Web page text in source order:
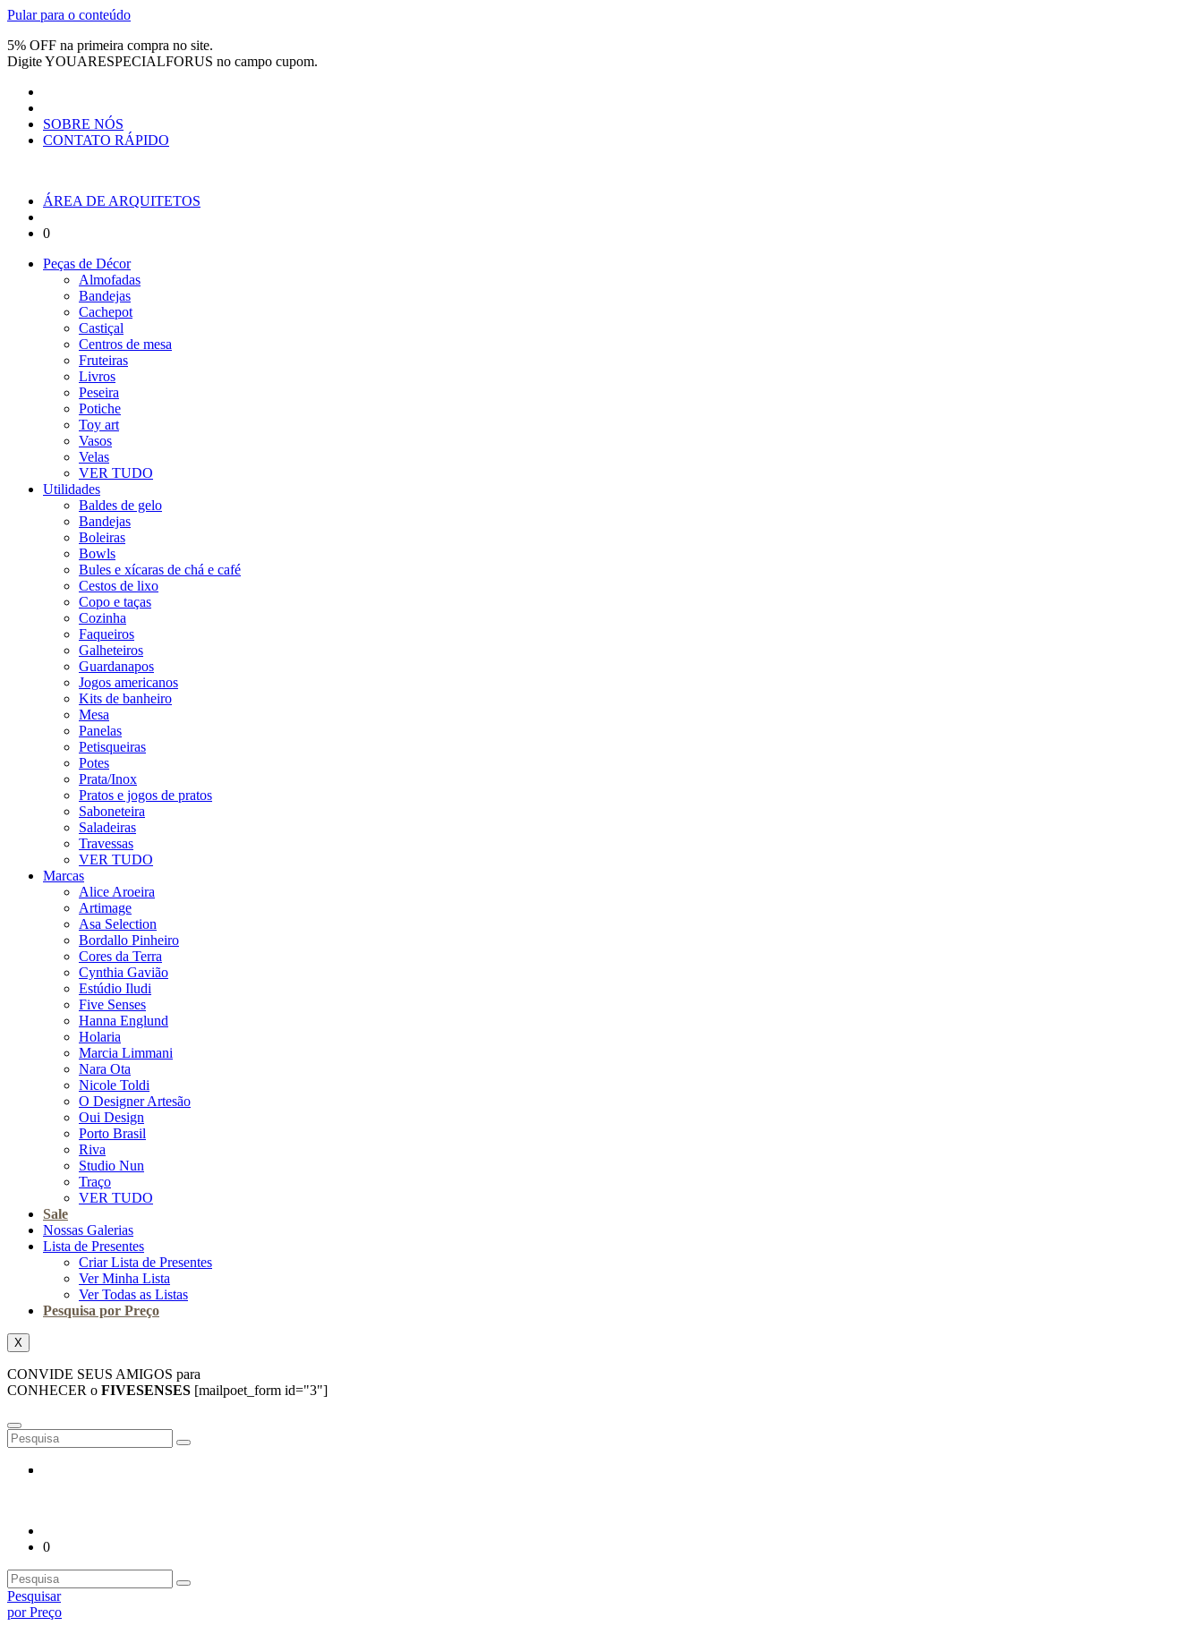
Pular para o conteúdo
5% OFF na primeira compra no site.
DigiteYOUARESPECIALFORUS no campo cupom.
SOBRE NÓS
CONTATO RÁPIDO
ÁREA DE ARQUITETOS
0
Peças de Décor
Almofadas
Bandejas
Cachepot
Castiçal
Centros de mesa
Fruteiras
Livros
Peseira
Potiche
Toy art
Vasos
Velas
VER TUDO
Utilidades
Baldes de gelo
Bandejas
Boleiras
Bowls
Bules e xícaras de chá e café
Cestos de lixo
Copo e taças
Cozinha
Faqueiros
Galheteiros
Guardanapos
Jogos americanos
Kits de banheiro
Mesa
Panelas
Petisqueiras
Potes
Prata/Inox
Pratos e jogos de pratos
Saboneteira
Saladeiras
Travessas
VER TUDO
Marcas
Alice Aroeira
Artimage
Asa Selection
Bordallo Pinheiro
Cores da Terra
Cynthia Gavião
Estúdio Iludi
Five Senses
Hanna Englund
Holaria
Marcia Limmani
Nara Ota
Nicole Toldi
O Designer Artesão
Oui Design
Porto Brasil
Riva
Studio Nun
Traço
VER TUDO
Sale
Nossas Galerias
Lista de Presentes
Criar Lista de Presentes
Ver Minha Lista
Ver Todas as Listas
Pesquisa por Preço
X
CONVIDE SEUS AMIGOS para
CONHECER o FIVESENSES [mailpoet_form id="3"]
0
Pesquisar
por Preço